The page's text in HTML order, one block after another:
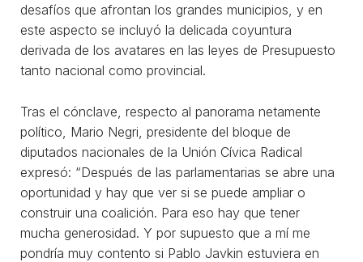
desafíos que afrontan los grandes municipios, y en
este aspecto se incluyó la delicada coyuntura
derivada de los avatares en las leyes de Presupuesto
tanto nacional como provincial.
Tras el cónclave, respecto al panorama netamente
político, Mario Negri, presidente del bloque de
diputados nacionales de la Unión Cívica Radical
expresó: “Después de las parlamentarias se abre una
oportunidad y hay que ver si se puede ampliar o
construir una coalición. Para eso hay que tener
mucha generosidad. Y por supuesto que a mí me
pondría muy contento si Pablo Javkin estuviera en